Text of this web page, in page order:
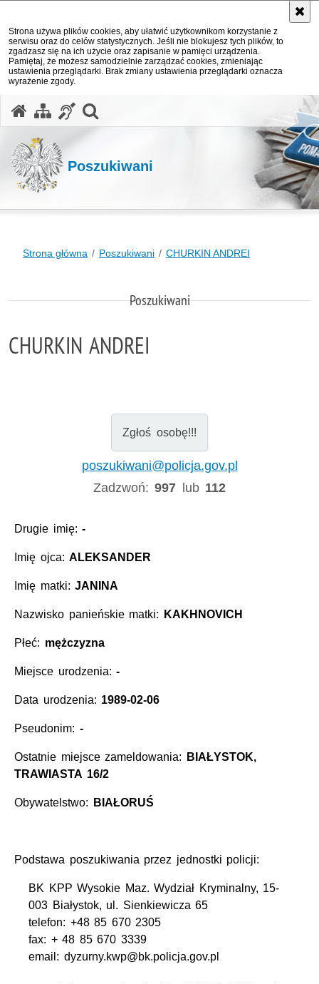
Strona używa plików cookies, aby ułatwić użytkownikom korzystanie z
serwisu oraz do celów statystycznych. Jeśli nie blokujesz tych plików, to
zgadzasz się na ich użycie oraz zapisanie w pamięci urządzenia.
Pamiętaj, że możesz samodzielnie zarządzać cookies, zmieniając
ustawienia przeglądarki. Brak zmiany ustawienia przeglądarki oznacza
wyrażenie zgody.
Poszukiwani
Strona główna Poszukiwani CHURKIN ANDREI
Poszukiwani
CHURKIN ANDREI
Zgłoś osobę!!!
poszukiwani@policja.gov.pl
Zadzwoń:997 lub 112
Drugie imię:-
Imię ojca:ALEKSANDER
Imię matki:JANINA
Nazwisko panieńskie matki: KAKHNOVICH
Płeć: mężczyzna
Miejsce urodzenia:-
Data urodzenia: 1989-02-06
Pseudonim: -
Ostatnie miejsce zameldowania:
BIAŁYSTOK,
TRAWIASTA 16/2
Obywatelstwo: BIAŁORUŚ
Podstawa poszukiwania przez jednostki policji:
BK KPP Wysokie Maz. Wydział Kryminalny, 15-
003 Białystok, ul. Sienkiewicza 65
telefon: +48 85 670 2305
fax: + 48 85 670 3339
email: dyzurny.kwp@bk.policja.gov.pl